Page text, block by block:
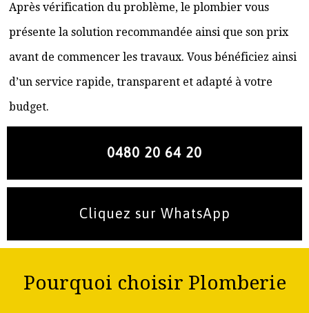
Après vérification du problème, le plombier vous
présente la solution recommandée ainsi que son prix
avant de commencer les travaux. Vous bénéficiez ainsi
d’un service rapide, transparent et adapté à votre
budget.
0480 20 64 20
Cliquez sur WhatsApp
Pourquoi choisir Plomberie